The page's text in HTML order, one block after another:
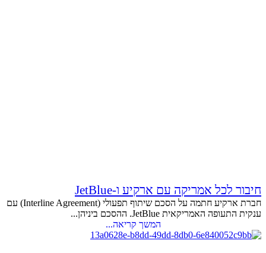
חיבור לכל אמריקה עם ארקיע ו-JetBlue
חברת ארקיע חתמה על הסכם שיתוף תפעולי (Interline Agreement) עם
ענקית התעופה האמריקאית JetBlue. ההסכם ביניהן...
המשך קריאה...